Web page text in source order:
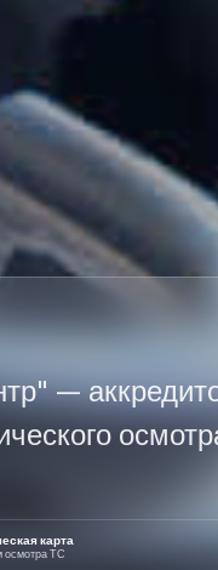
—
карта
осмотра ТС